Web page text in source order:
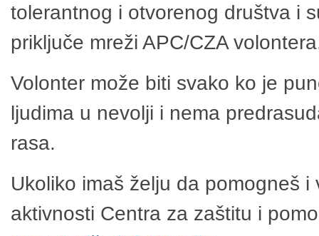
tolerantnog i otvorenog društva i
priključe mreži APC/CZA
Volonter može biti svako ko je
ljudima u nevolji i nema
rasa.
Ukoliko imaš želju da pomogneš
aktivnosti Centra za zaštitu i